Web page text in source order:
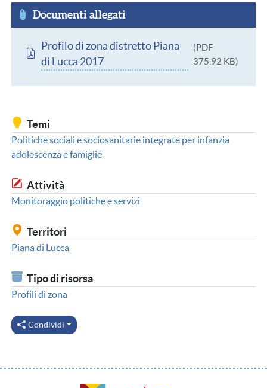
Documenti allegati
Documento
Profilo di zona distretto Piana
di Lucca 2017
(PDF
375.92 KB)
Temi
Politiche sociali e sociosanitarie integrate per infanzia
adolescenza e famiglie
Attività
Monitoraggio politiche e servizi
Territori
Piana di Lucca
Tipo di risorsa
Profili di zona
Condividi